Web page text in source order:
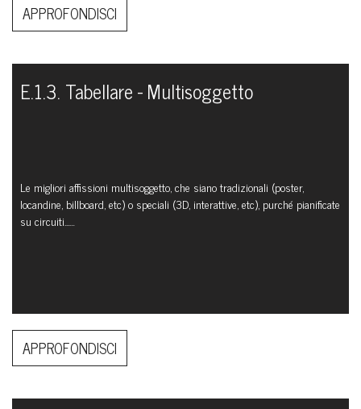
APPROFONDISCI
E.1.3. Tabellare - Multisoggetto
Le migliori affissioni multisoggetto, che siano tradizionali (poster,
locandine, billboard, etc) o speciali (3D, interattive, etc), purché pianificate
su circuiti...…
APPROFONDISCI